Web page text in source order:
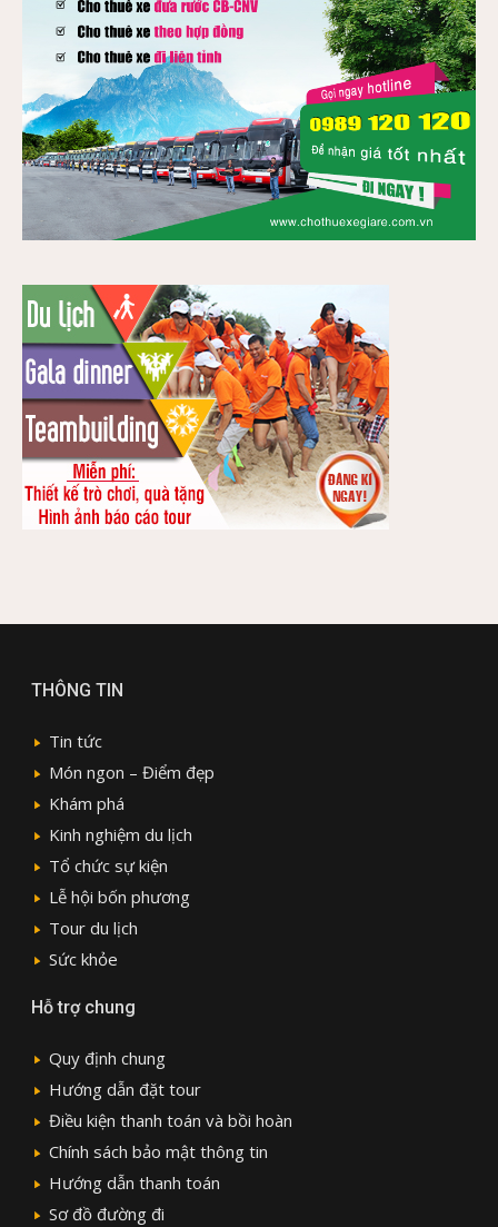
THÔNG TIN
Tin tức
Món ngon – Điểm đẹp
Khám phá
Kinh nghiệm du lịch
Tổ chức sự kiện
Lễ hội bốn phương
Tour du lịch
Sức khỏe
Hỗ trợ chung
Quy định chung
Hướng dẫn đặt tour
Điều kiện thanh toán và bồi hoàn
Chính sách bảo mật thông tin
Hướng dẫn thanh toán
Sơ đồ đường đi